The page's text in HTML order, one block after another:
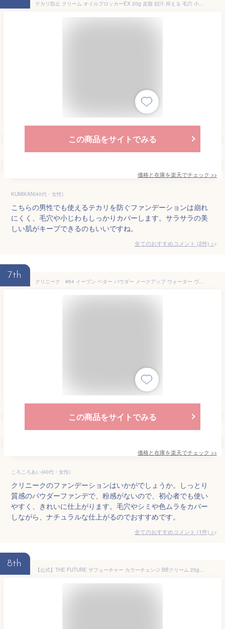
テカリ防止 クリーム オイルブロッカーEX 20g 皮脂 顔汗 抑える 毛穴 小ジワ を隠す 化粧下地 メイク下地 化粧崩れ防止 メイク崩れ防止 皮脂くずれ 毛穴カバー 小じわカバー ファンデーション メンズメイク メンズコスメ 男性化粧品 ZAS ザス
この商品をサイトでみる
価格と在庫を楽天でチェック >>
KUMIKAN(40代・女性)
こちらの男性でも使えるテカリを防ぐファンデーションは崩れ
にくく、毛穴や小じわもしっかりカバーします。サラサラの美
しい肌がキープできるのもいいですね。
全てのおすすめコメント (2件) >
7th
クリニーク #64 イーブン ベター パウダー メークアップ ウォーター ヴェール 27(リフィル) #64 cream beige（クリームベージュ）SPF27/PA+++ 10g
この商品をサイトでみる
価格と在庫を楽天でチェック >>
ころころあい(40代・女性)
クリニークのファンデーションはいかがでしょうか。しっとり
質感のパウダーファンデで、粉感がないので、初心者でも使い
やすく、きれいに仕上がります。毛穴やシミや色ムラをカバー
しながら、ナチュラルな仕上がるのでおすすめです。
全てのおすすめコメント (1件) >
8th
【公式】THE FUTURE ザフューチャー カラーチェンジ BBクリーム 25g メンズ コンシーラー 化粧品 ファンデーション ニキビ にきび くま クマ しみ シミ カバー UV対策 日焼け止め ベージュ SPF50++ PA++++ 毛穴 メンズコスメ